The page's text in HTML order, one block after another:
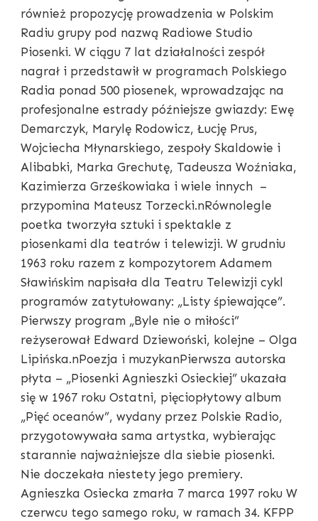
również propozycję prowadzenia w Polskim
Radiu grupy pod nazwą Radiowe Studio
Piosenki. W ciągu 7 lat działalności zespół
nagrał i przedstawił w programach Polskiego
Radia ponad 500 piosenek, wprowadzając na
profesjonalne estrady późniejsze gwiazdy: Ewę
Demarczyk, Marylę Rodowicz, Łucję Prus,
Wojciecha Młynarskiego, zespoły Skaldowie i
Alibabki, Marka Grechutę, Tadeusza Woźniaka,
Kazimierza Grześkowiaka i wiele innych –
przypomina Mateusz Torzecki.nRównolegle
poetka tworzyła sztuki i spektakle z
piosenkami dla teatrów i telewizji. W grudniu
1963 roku razem z kompozytorem Adamem
Sławińskim napisała dla Teatru Telewizji cykl
programów zatytułowany: „Listy śpiewające”.
Pierwszy program „Byle nie o miłości”
reżyserował Edward Dziewoński, kolejne – Olga
Lipińska.nPoezja i muzykanPierwsza autorska
płyta – „Piosenki Agnieszki Osieckiej” ukazała
się w 1967 roku Ostatni, pięciopłytowy album
„Pięć oceanów”, wydany przez Polskie Radio,
przygotowywała sama artystka, wybierając
starannie najważniejsze dla siebie piosenki.
Nie doczekała niestety jego premiery.
Agnieszka Osiecka zmarła 7 marca 1997 roku W
czerwcu tego samego roku, w ramach 34. KFPP